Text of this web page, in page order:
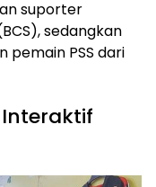
suporter
sedangkan
pemain PSS dari